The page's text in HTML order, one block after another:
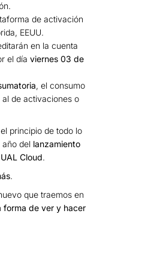
de activación
EEUU.
en la cuenta
el día viernes 03 de
, el consumo
de activaciones o
principio de todo lo
año del lanzamiento
Cloud.
.
que traemos en
forma de ver y hacer